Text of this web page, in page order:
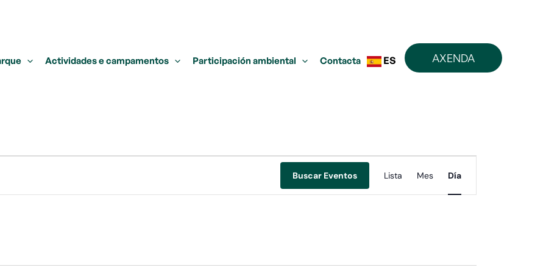
Actividades e campamentos Participación ambiental Contacta ES AXENDA
Buscar Eventos
de
vistas
Lista Mes Día